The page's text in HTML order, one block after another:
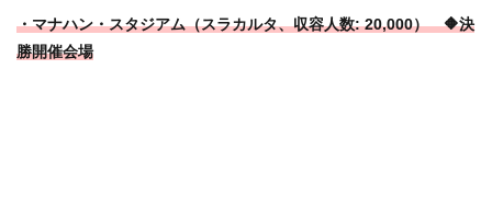
・マナハン・スタジアム（スラカルタ、収容人数: 20,000） 🔶決
勝開催会場